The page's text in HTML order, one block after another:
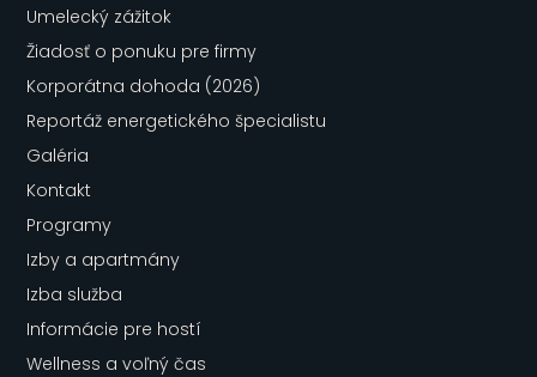
Umelecký zážitok
Žiadosť o ponuku pre firmy
Korporátna dohoda (2026)
Reportáž energetického špecialistu
Galéria
Kontakt
Programy
Izby a apartmány
Izba služba
Informácie pre hostí
Wellness a voľný čas